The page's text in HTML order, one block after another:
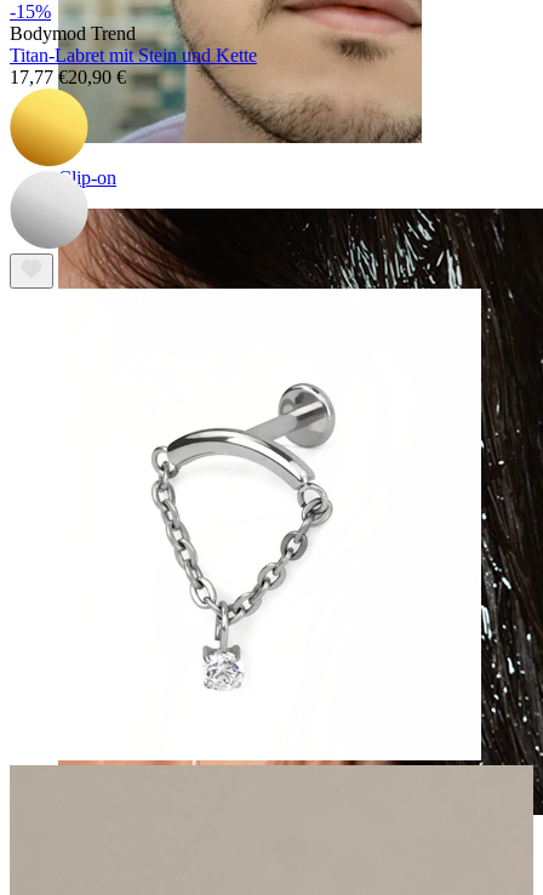
Clip-on
-15%
Bodymod Trend
Titan-Labret mit Stein und Kette
17,77 €20,90 €